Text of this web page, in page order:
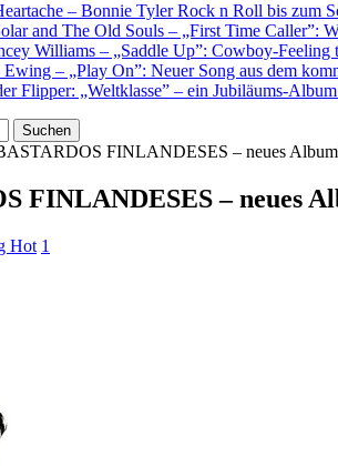
– Bonnie Tyler Rock n Roll bis zum
and The Old Souls – „First Time Caller”:
Williams – „Saddle Up”: Cowboy-
Ewing – „Play On”: Neuer Song aus dem
Flipper: „Weltklasse” – ein Jubiläums-
FINLANDESES – neues
FINLANDESES – neues
Hot 1